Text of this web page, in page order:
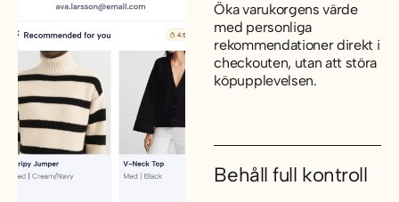
Öka varukorgens värde
med personliga
rekommendationer direkt i
checkouten, utan att störa
köpupplevelsen.
Behåll full kontroll